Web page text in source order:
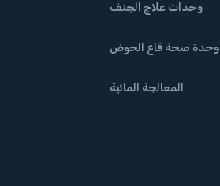
وحدات علاج الجنف
وحدة صحة قاع الحوض
المعالجة المائية